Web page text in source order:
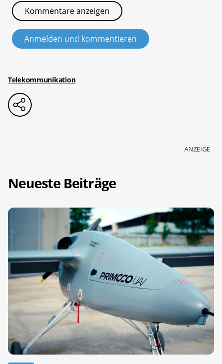
Kommentare anzeigen
Anmelden und kommentieren
Telekommunikation
ANZEIGE
Neueste Beiträge